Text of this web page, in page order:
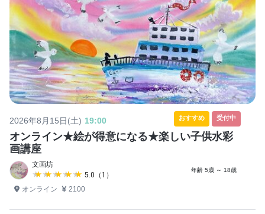
2026年8月15日(土) 19:00 おすすめ 受付中
オンライン★絵が得意になる★楽しい子供水彩
画講座
文画坊
★★★★★
★★★★★ 5.0（1） 年齢 5歳 ～ 18歳
オンライン 2100